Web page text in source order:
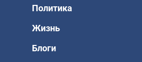
Политика
Жизнь
Блоги